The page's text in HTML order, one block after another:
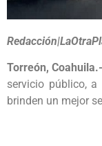
Torreón, Coahuila.-
servicio público,
brinden un mejor